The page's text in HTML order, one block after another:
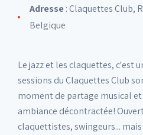
Adresse: Claquettes Club,
Belgique
Le jazz et les claquettes, c'est
sessions du Claquettes Club
moment de partage musical
ambiance décontractée!
claquettistes, swingeurs...